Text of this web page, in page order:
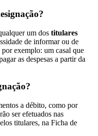
um dos titulares
de informar ou de
exemplo: um casal que
as despesas a partir da
a débito, como por
ser efetuados nas
titulares, na Ficha de